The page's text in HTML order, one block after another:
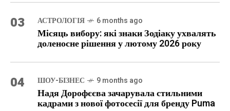
03 АСТРОЛОГІЯ 6 months ago
Місяць вибору: які знаки Зодіаку ухвалять
доленосне рішення у лютому 2026 року
04 ШОУ-БІЗНЕС 9 months ago
Надя Дорофєєва зачарувала стильними
кадрами з нової фотосесії для бренду Puma